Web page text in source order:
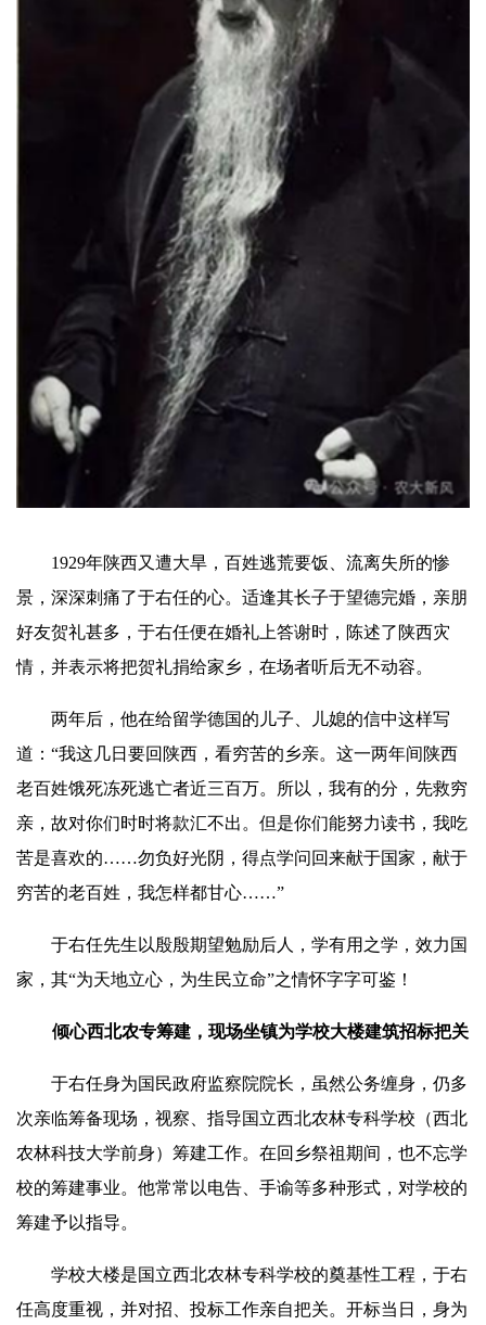
1929年陕西又遭大旱，百姓逃荒要饭、流离失所的惨
景，深深刺痛了于右任的心。适逢其长子于望德完婚，亲朋
好友贺礼甚多，于右任便在婚礼上答谢时，陈述了陕西灾
情，并表示将把贺礼捐给家乡，在场者听后无不动容。
两年后，他在给留学德国的儿子、儿媳的信中这样写
道：“我这几日要回陕西，看穷苦的乡亲。这一两年间陕西
老百姓饿死冻死逃亡者近三百万。所以，我有的分，先救穷
亲，故对你们时时将款汇不出。但是你们能努力读书，我吃
苦是喜欢的……勿负好光阴，得点学问回来献于国家， 献于
穷苦的老百姓，我怎样都甘心……”
于右任先生以殷殷期望勉励后人，学有用之学，效力国
家，其“为天地立心，为生民立命”之情怀字字可鉴！
倾心西北农专筹建，现场坐镇为学校大楼建筑招标把关
于右任身为国民政府监察院院长，虽然公务缠身，仍多
次亲临筹备现场，视察、指导国立西北农林专科学校（西北
农林科技大学前身）筹建工作。在回乡祭祖期间，也不忘学
校的筹建事业。他常常以电告、手谕等多种形式，对学校的
筹建予以指导。
学校大楼是国立西北农林专科学校的奠基性工程，于右
任高度重视，并对招 、投标工作亲自把关。开标当日，身为